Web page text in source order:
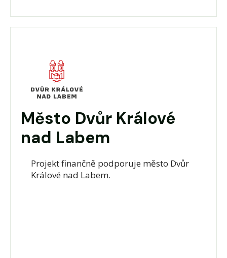
Město Dvůr Králové
nad Labem
Projekt finančně podporuje město Dvůr
Králové nad Labem.